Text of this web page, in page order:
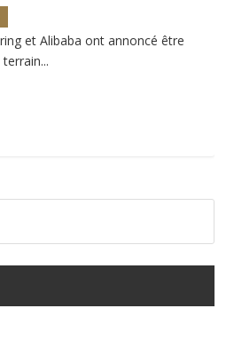
et Alibaba ont annoncé être